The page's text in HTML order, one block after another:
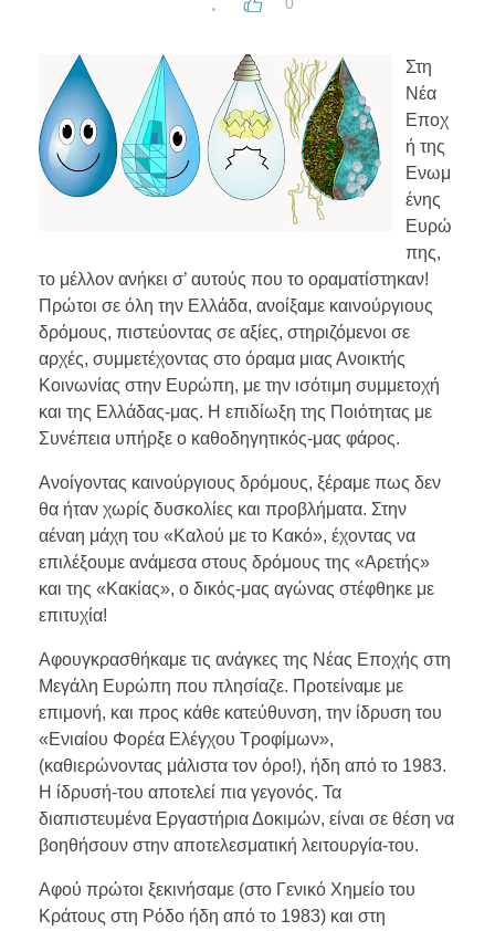
Στη
Νέα
Εποχ
ή της
Ενωμ
ένης
Ευρώ
πης,
το μέλλον ανήκει σ’ αυτούς που το οραματίστηκαν!
Πρώτοι σε όλη την Ελλάδα, ανοίξαμε καινούργιους
δρόμους, πιστεύοντας σε αξίες, στηριζόμενοι σε
αρχές, συμμετέχοντας στο όραμα μιας Ανοικτής
Κοινωνίας στην Ευρώπη, με την ισότιμη συμμετοχή
και της Ελλάδας-μας. Η επιδίωξη της Ποιότητας με
Συνέπεια υπήρξε ο καθοδηγητικός-μας φάρος.
Ανοίγοντας καινούργιους δρόμους, ξέραμε πως δεν
θα ήταν χωρίς δυσκολίες και προβλήματα. Στην
αέναη μάχη του «Καλού με το Κακό», έχοντας να
επιλέξουμε ανάμεσα στους δρόμους της «Αρετής»
και της «Κακίας», ο δικός-μας αγώνας στέφθηκε με
επιτυχία!
Αφουγκρασθήκαμε τις ανάγκες της Νέας Εποχής στη
Μεγάλη Ευρώπη που πλησίαζε. Προτείναμε με
επιμονή, και προς κάθε κατεύθυνση, την ίδρυση του
«Ενιαίου Φορέα Ελέγχου Τροφίμων»,
(καθιερώνοντας μάλιστα τον όρο!), ήδη από το 1983.
Η ίδρυσή-του αποτελεί πια γεγονός. Τα
διαπιστευμένα Εργαστήρια Δοκιμών, είναι σε θέση να
βοηθήσουν στην αποτελεσματική λειτουργία-του.
Αφού πρώτοι ξεκινήσαμε (στο Γενικό Χημείο του
Κράτους στη Ρόδο ήδη από το 1983) και στη